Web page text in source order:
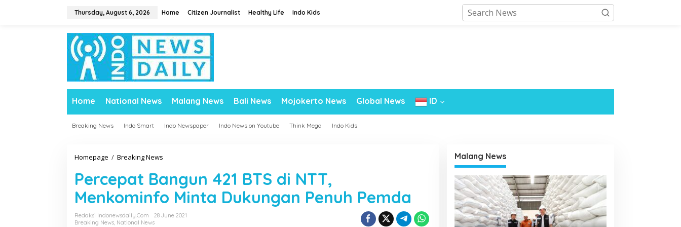
Thursday, August 6, 2026 Home Citizen Journalist Healthy Life Indo Kids
Home National News Malang News Bali News Mojokerto News Global News ID
Breaking News Indo Smart Indo Newspaper Indo News on Youtube Think Mega Indo Kids
Homepage / Breaking News
r
c
e
a
Percepat Bangun 421 BTS di NTT,
Menkominfo Minta Dukungan Penuh Pemda
Redaksi Indonewsdaily.com
28 June 2021
Breaking News, National News
Malang News